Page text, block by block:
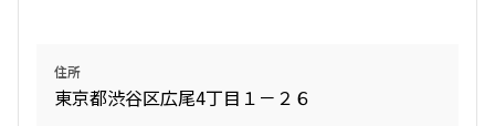
住所
東京都渋谷区広尾4丁目１－２６